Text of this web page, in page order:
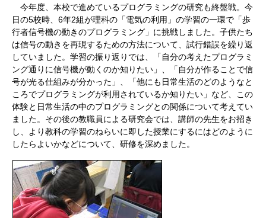
今年度、本校で進めているプログラミングの研究も終盤戦。今
日の5校時、6年2組が理科の「電気の利用」の学習の一環で「歩
行者信号機の動きのプログラミング」に挑戦しました。子供たち
は信号の動きを再現するための方法について、試行錯誤を繰り返
していました。学習の振り返りでは、「自分の考えたプログラミ
ング通りに信号機が動くのか知りたい」、「自分が作ることで信
号が光る仕組みが分かった」、「他にも日常生活のどのようなと
ころでプログラミングが利用されているか知りたい」など、この
体験と日常生活の中のプログラミングとの関係について考えてい
ました。その後の教職員による研究会では、講師の先生をお招き
し、より教科の学習のねらいに即した授業にするにはどのように
したらよいかなどについて、研修を深めました。